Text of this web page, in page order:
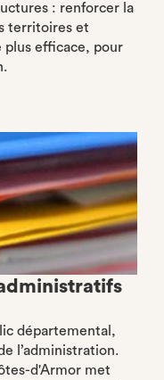
: renforcer la
territoires et
plus efficace, pour
départemental,
l’administration.
d'Armor met